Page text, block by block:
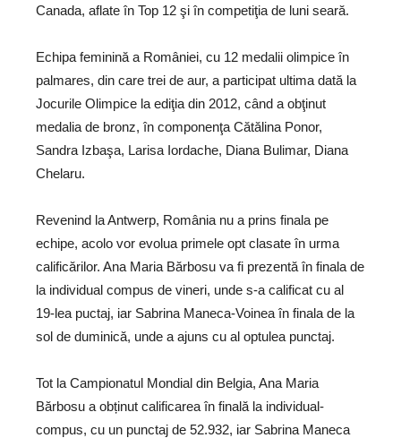
Canada, aflate în Top 12 şi în competiţia de luni seară.
Echipa feminină a României, cu 12 medalii olimpice în
palmares, din care trei de aur, a participat ultima dată la
Jocurile Olimpice la ediţia din 2012, când a obţinut
medalia de bronz, în componenţa Cătălina Ponor,
Sandra Izbaşa, Larisa Iordache, Diana Bulimar, Diana
Chelaru.
Revenind la Antwerp, România nu a prins finala pe
echipe, acolo vor evolua primele opt clasate în urma
calificărilor. Ana Maria Bărbosu va fi prezentă în finala de
la individual compus de vineri, unde s-a calificat cu al
19-lea puctaj, iar Sabrina Maneca-Voinea în finala de la
sol de duminică, unde a ajuns cu al optulea punctaj.
Tot la Campionatul Mondial din Belgia, Ana Maria
Bărbosu a obținut calificarea în finală la individual-
compus, cu un punctaj de 52.932, iar Sabrina Maneca